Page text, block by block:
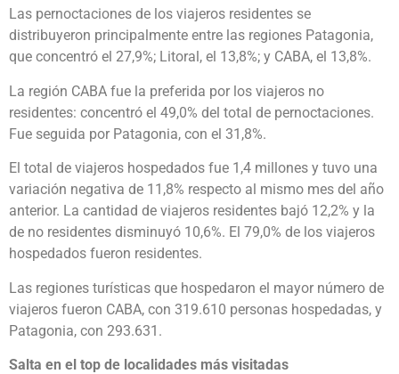
Las pernoctaciones de los viajeros residentes se
distribuyeron principalmente entre las regiones Patagonia,
que concentró el 27,9%; Litoral, el 13,8%; y CABA, el 13,8%.
La región CABA fue la preferida por los viajeros no
residentes: concentró el 49,0% del total de pernoctaciones.
Fue seguida por Patagonia, con el 31,8%.
El total de viajeros hospedados fue 1,4 millones y tuvo una
variación negativa de 11,8% respecto al mismo mes del año
anterior. La cantidad de viajeros residentes bajó 12,2% y la
de no residentes disminuyó 10,6%. El 79,0% de los viajeros
hospedados fueron residentes.
Las regiones turísticas que hospedaron el mayor número de
viajeros fueron CABA, con 319.610 personas hospedadas, y
Patagonia, con 293.631.
Salta en el top de localidades más visitadas